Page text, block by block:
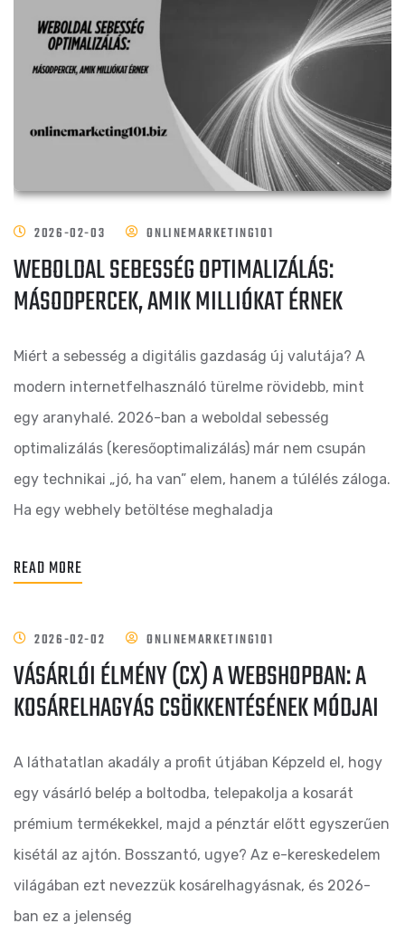
2026-02-03 ONLINEMARKETING101
WEBOLDAL SEBESSÉG OPTIMALIZÁLÁS:
MÁSODPERCEK, AMIK MILLIÓKAT ÉRNEK
Miért a sebesség a digitális gazdaság új valutája? A
modern internetfelhasználó türelme rövidebb, mint
egy aranyhalé. 2026-ban a weboldal sebesség
optimalizálás (keresőoptimalizálás) már nem csupán
egy technikai „jó, ha van” elem, hanem a túlélés záloga.
Ha egy webhely betöltése meghaladja
READ MORE
2026-02-02 ONLINEMARKETING101
VÁSÁRLÓI ÉLMÉNY (CX) A WEBSHOPBAN: A
KOSÁRELHAGYÁS CSÖKKENTÉSÉNEK MÓDJAI
A láthatatlan akadály a profit útjában Képzeld el, hogy
egy vásárló belép a boltodba, telepakolja a kosarát
prémium termékekkel, majd a pénztár előtt egyszerűen
kisétál az ajtón. Bosszantó, ugye? Az e-kereskedelem
világában ezt nevezzük kosárelhagyásnak, és 2026-
ban ez a jelenség